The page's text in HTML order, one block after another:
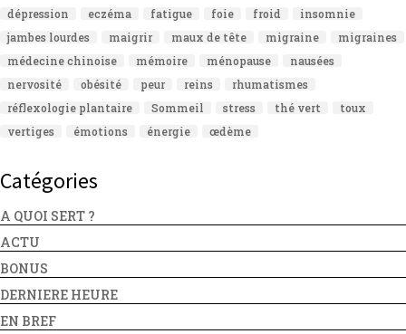
dépression
eczéma fatigue foie froid
insomnie
jambes lourdes
maigrir maux de tête migraine
migraines
médecine chinoise
mémoire ménopause
nausées
nervosité
obésité peur reins
rhumatismes
réflexologie plantaire
Sommeil stress thé vert
toux
vertiges
émotions énergie œdème
Catégories
A QUOI SERT ?
ACTU
BONUS
DERNIERE HEURE
EN BREF